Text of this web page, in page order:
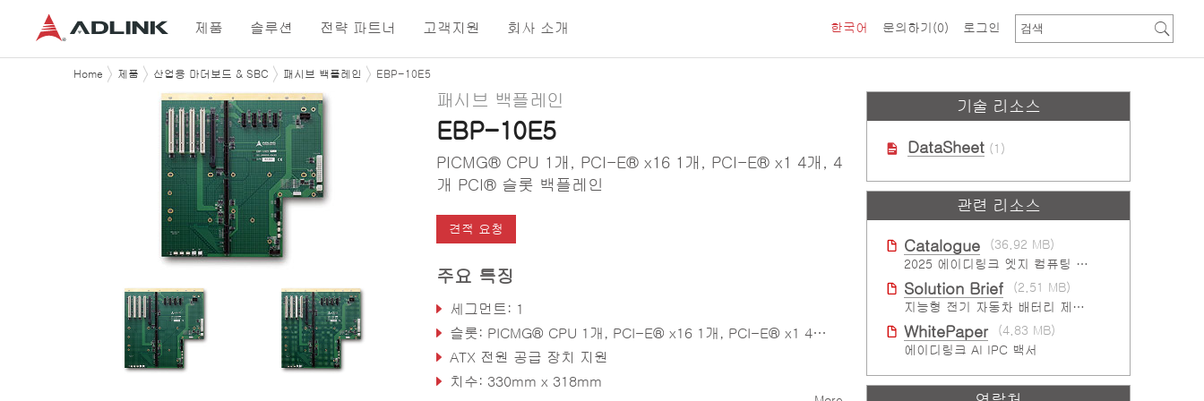
문의하기 (0)
한국어 로그인
제품 솔루션 전략 파트너 고객지원 회사 소개
Home 제품 산업용 마더보드 & SBC 패시브 백플레인 EBP-10E5
패시브 백플레인
EBP-10E5
PICMG® CPU 1개, PCI-E® x16 1개, PCI-E® x1 4개, 4
개 PCI® 슬롯 백플레인
견적 요청
주요 특징
세그먼트: 1
슬롯: PICMG® CPU 1개, PCI-E® x16 1개, PCI-E® x1 4개, PCI® 4개
ATX 전원 공급 장치 지원
치수: 330mm x 318mm
기술 리소스
DataSheet (1)
관련 리소스
Catalogue
(36.92 MB)
2025 에이디링크 엣지 컴퓨팅 플랫폼 카탈로그
Solution Brief
(2.51 MB)
지능형 전기 자동차 배터리 제조 솔루션
WhitePaper
(4.83 MB)
에이디링크 AI IPC 백서